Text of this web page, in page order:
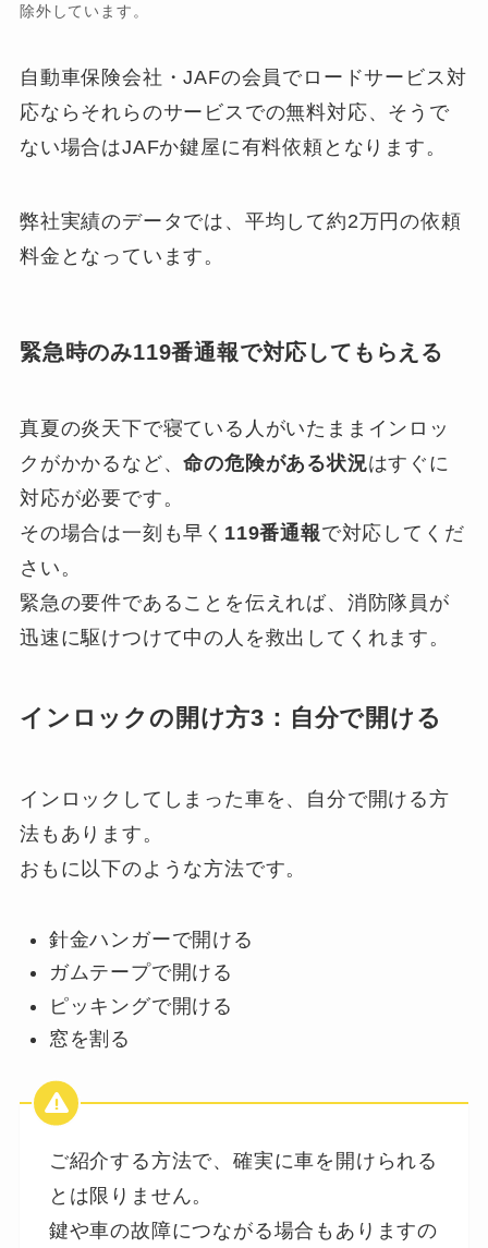
除外しています。
自動車保険会社・JAFの会員でロードサービス対
応ならそれらのサービスでの無料対応、そうで
ない場合はJAFか鍵屋に有料依頼となります。
弊社実績のデータでは、平均して約2万円の依頼
料金となっています。
緊急時のみ119番通報で対応してもらえる
真夏の炎天下で寝ている人がいたままインロッ
クがかかるなど、命の危険がある状況はすぐに
対応が必要です。
その場合は一刻も早く 119番通報で対応してくだ
さい。
緊急の要件であることを伝えれば、消防隊員が
迅速に駆けつけて中の人を救出してくれます。
インロックの開け方3：自分で開ける
インロックしてしまった車を、自分で開ける方
法もあります。
おもに以下のような方法です。
針金ハンガーで開ける
ガムテープで開ける
ピッキングで開ける
窓を割る
ご紹介する方法で、確実に車を開けられる
とは限りません。
鍵や車の故障につながる場合もありますの